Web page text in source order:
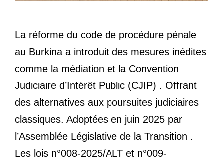
La réforme du code de procédure pénale
au Burkina a introduit des mesures inédites
comme la médiation et la Convention
Judiciaire d’Intérêt Public (CJIP) . Offrant
des alternatives aux poursuites judiciaires
classiques. Adoptées en juin 2025 par
l’Assemblée Législative de la Transition .
Les lois n°008-2025/ALT et n°009-